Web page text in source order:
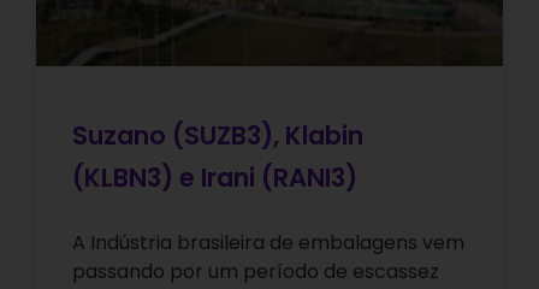
Suzano (SUZB3), Klabin
(KLBN3) e Irani (RANI3)
A Indústria brasileira de embalagens vem
passando por um período de escassez